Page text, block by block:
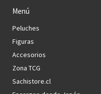
Menú
Peluches
Figuras
Accesorios
Zona TCG
Sachistore.cl